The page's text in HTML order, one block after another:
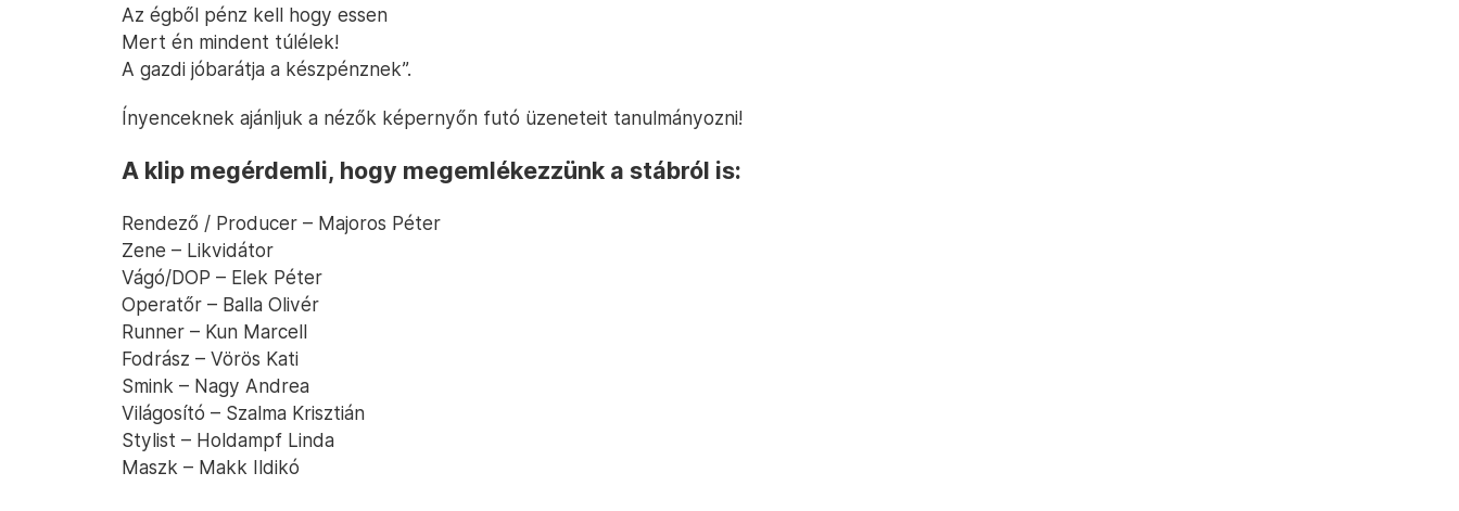
Az égből pénz kell hogy essen
Mert én mindent túlélek!
A gazdi jóbarátja a készpénznek”.
Ínyenceknek ajánljuk a nézők képernyőn futó üzeneteit tanulmányozni!
A klip megérdemli, hogy megemlékezzünk a stábról is:
Rendező / Producer – Majoros Péter
Zene – Likvidátor
Vágó/DOP – Elek Péter
Operatőr – Balla Olivér
Runner – Kun Marcell
Fodrász – Vörös Kati
Smink – Nagy Andrea
Világosító – Szalma Krisztián
Stylist – Holdampf Linda
Maszk – Makk Ildikó